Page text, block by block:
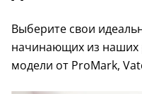
Выберите свои
начинающих из наших
модели от ProMark,